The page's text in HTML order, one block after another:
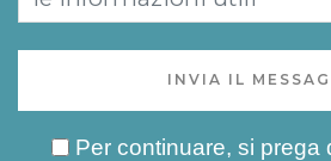
INVIA IL
Per continuare, si prega